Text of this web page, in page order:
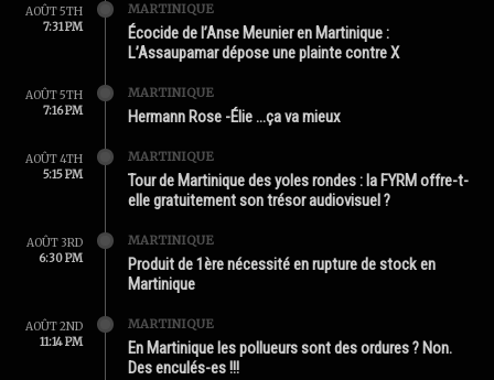
AOÛT 5TH
7:31 PM
MARTINIQUE
Écocide de l’Anse Meunier en Martinique :
L’Assaupamar dépose une plainte contre X
AOÛT 5TH
7:16 PM
MARTINIQUE
Hermann Rose -Élie …ça va mieux
AOÛT 4TH
5:15 PM
MARTINIQUE
Tour de Martinique des yoles rondes : la FYRM offre-t-
elle gratuitement son trésor audiovisuel ?
AOÛT 3RD
6:30 PM
MARTINIQUE
Produit de 1ère nécessité en rupture de stock en
Martinique
AOÛT 2ND
11:14 PM
MARTINIQUE
En Martinique les pollueurs sont des ordures ? Non.
Des enculés-es !!!